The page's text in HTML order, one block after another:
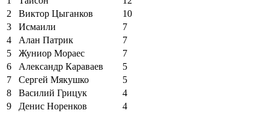
2
Виктор Цыганков
10
3
Исмаили
7
4
Алан Патрик
7
5
Жуниор Мораес
7
6
Александр Караваев
5
7
Сергей Мякушко
5
8
Василий Грицук
4
9
Денис Норенков
4